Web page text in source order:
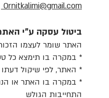
Ornitkalimi@gmail.com
ביטול עסקה ע"י
האתר שומר לעצמו
* במקרה בו תימצא כל
* האתר, לפי שיקול
* במקרה בו האתר או
התחייבות הגולש